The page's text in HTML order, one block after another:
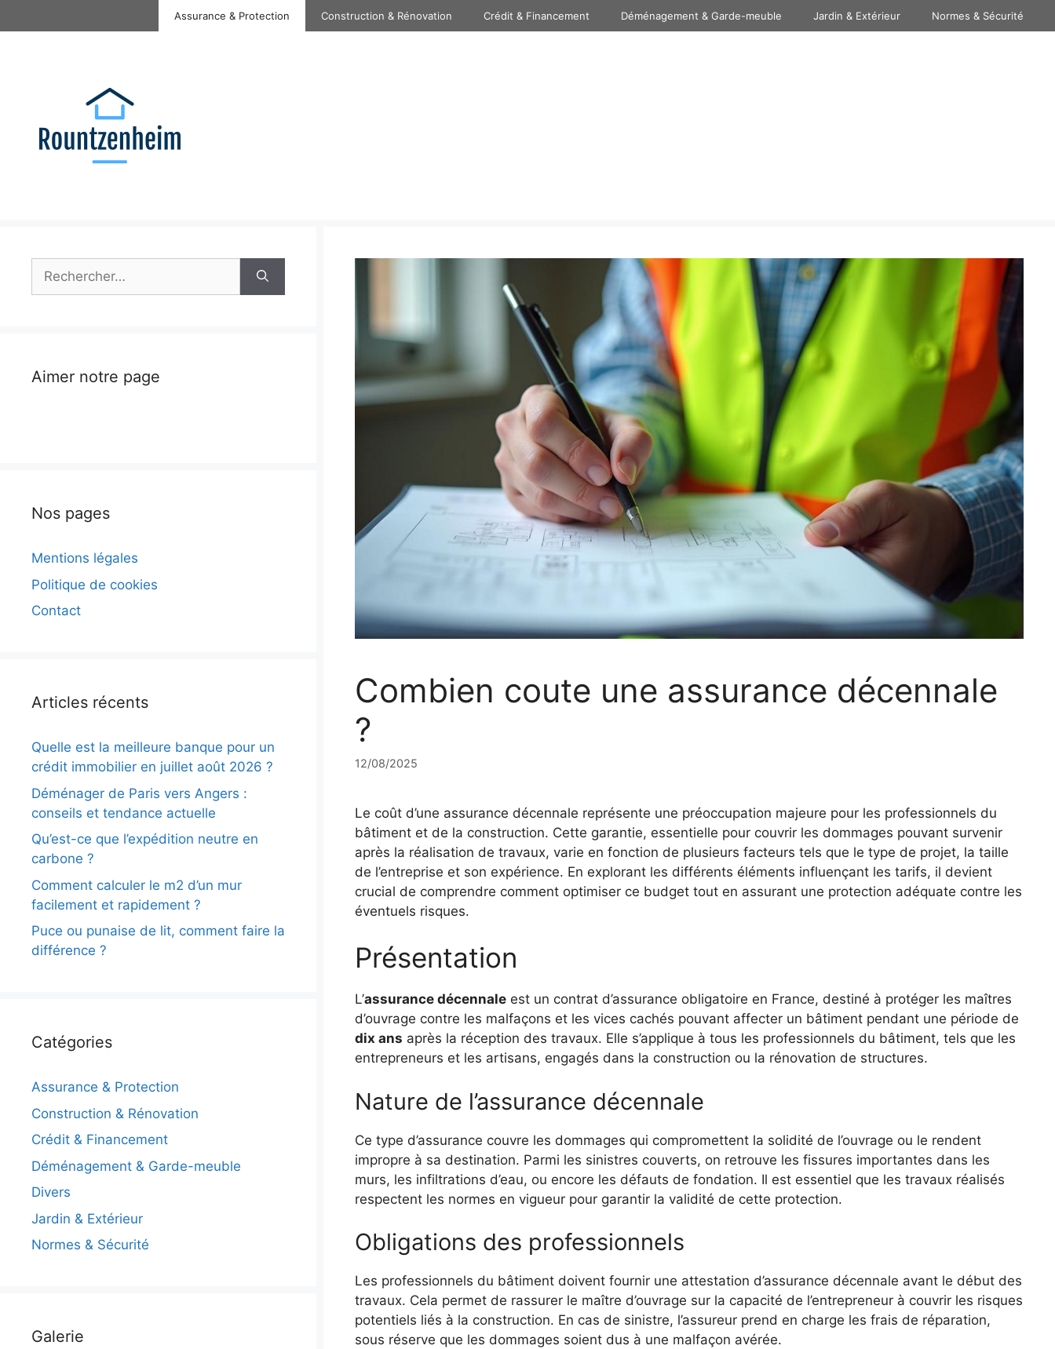
au
Assurance & Protection Construction & Rénovation Crédit & Financement Déménagement & Garde-meuble Jardin & Extérieur Normes & Sécurité
Combien coute une assurance décennale
?
12/08/2025
Le coût d’une assurance décennale représente une préoccupation majeure pour les professionnels du
bâtiment et de la construction. Cette garantie, essentielle pour couvrir les dommages pouvant survenir
après la réalisation de travaux, varie en fonction de plusieurs facteurs tels que le type de projet, la taille
de l’entreprise et son expérience. En explorant les différents éléments influençant les tarifs, il devient
crucial de comprendre comment optimiser ce budget tout en assurant une protection adéquate contre les
éventuels risques.
Présentation
L’assurance décennale est un contrat d’assurance obligatoire en France, destiné à protéger les maîtres
d’ouvrage contre les malfaçons et les vices cachés pouvant affecter un bâtiment pendant une période de
dix ans après la réception des travaux. Elle s’applique à tous les professionnels du bâtiment, tels que les
entrepreneurs et les artisans, engagés dans la construction ou la rénovation de structures.
Nature de l’assurance décennale
Ce type d’assurance couvre les dommages qui compromettent la solidité de l’ouvrage ou le rendent
impropre à sa destination. Parmi les sinistres couverts, on retrouve les fissures importantes dans les
murs, les infiltrations d’eau, ou encore les défauts de fondation. Il est essentiel que les travaux réalisés
respectent les normes en vigueur pour garantir la validité de cette protection.
Obligations des professionnels
Les professionnels du bâtiment doivent fournir une attestation d’assurance décennale avant le début des
travaux. Cela permet de rassurer le maître d’ouvrage sur la capacité de l’entrepreneur à couvrir les risques
potentiels liés à la construction. En cas de sinistre, l’assureur prend en charge les frais de réparation,
sous réserve que les dommages soient dus à une malfaçon avérée.
Rechercher :
Aimer notre page
Nos pages
Mentions légales
Politique de cookies
Contact
Articles récents
Quelle est la meilleure banque pour un
crédit immobilier en juillet août 2026 ?
Déménager de Paris vers Angers :
conseils et tendance actuelle
Qu’est-ce que l’expédition neutre en
carbone ?
Comment calculer le m2 d’un mur
facilement et rapidement ?
Puce ou punaise de lit, comment faire la
différence ?
Catégories
Assurance & Protection
Construction & Rénovation
Crédit & Financement
Déménagement & Garde-meuble
Divers
Jardin & Extérieur
Normes & Sécurité
Galerie